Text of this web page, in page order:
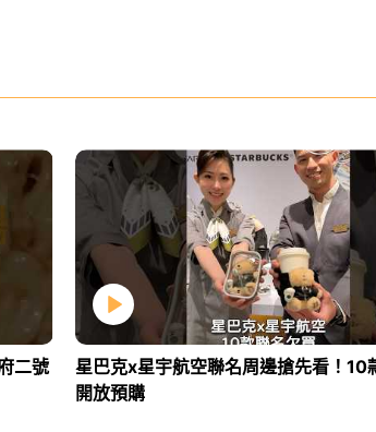
二號
星巴克x星宇航空聯名周邊搶先看！10
開放預購